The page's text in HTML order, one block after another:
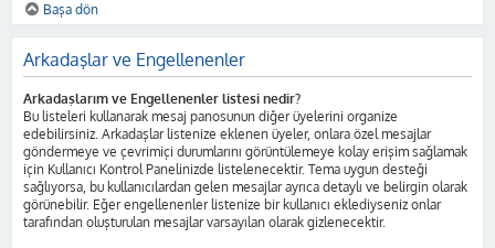
Başa dön
Arkadaşlar ve Engellenenler
Arkadaşlarım ve Engellenenler listesi nedir?
Bu listeleri kullanarak mesaj panosunun diğer üyelerini organize
edebilirsiniz. Arkadaşlar listenize eklenen üyeler, onlara özel mesajlar
göndermeye ve çevrimiçi durumlarını görüntülemeye kolay erişim sağlamak
için Kullanıcı Kontrol Panelinizde listelenecektir. Tema uygun desteği
sağlıyorsa, bu kullanıcılardan gelen mesajlar ayrıca detaylı ve belirgin olarak
görünebilir. Eğer engellenenler listenize bir kullanıcı eklediyseniz onlar
tarafından oluşturulan mesajlar varsayılan olarak gizlenecektir.